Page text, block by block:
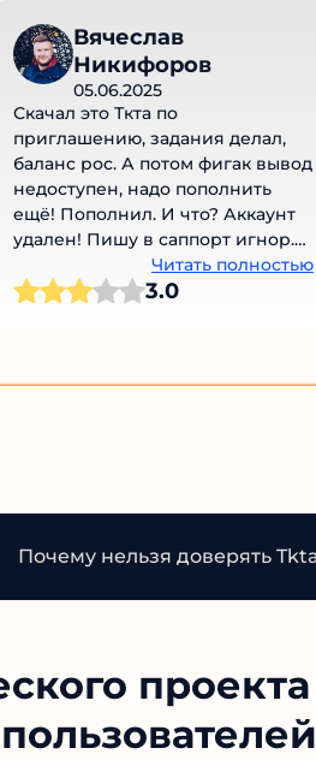
Вячеслав
Никифоров
05.06.2025
Скачал это Ткта по
приглашению, задания делал,
баланс рос. А потом фигак вывод
недоступен, надо пополнить
ещё! Пополнил. И что? Аккаунт
удален! Пишу в саппорт игнор.
Эти твари просто копируют
TikTok логотип и крадут деньги!
Читать полностью
3.0
Почему нельзя доверять